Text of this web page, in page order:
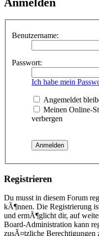
Anmelden
Benutzername:
Passwort:
Ich habe mein
Angemeldet
Meinen Online-
verbergen
Registrieren
Du musst in diesem Forum
kÃ¶nnen. Die Registrierung
und ermÃ¶glicht dir, auf
Board-Administration kann
zusÃ¤tzliche Berechtigungen